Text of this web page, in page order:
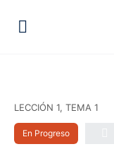
LECCIÓN 1, TEMA 1
En Progreso